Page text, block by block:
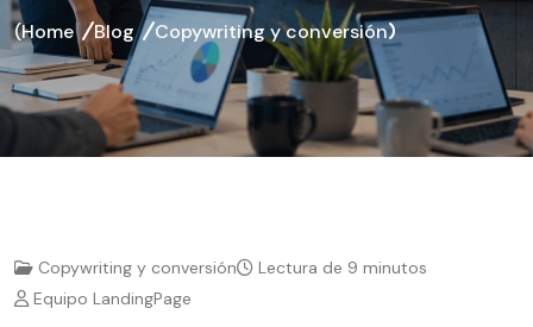
Home Blog Copywriting y conversión
Copywriting y conversión
Lectura de 9 minutos
Equipo LandingPage